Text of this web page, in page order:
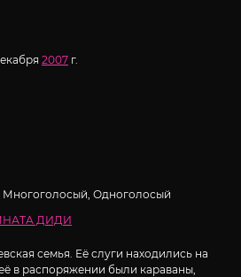
2007 г.
Многоголосый, Одноголосый
ДИДИ
семья. Её слуги находились на
в распоряжении были караваны,